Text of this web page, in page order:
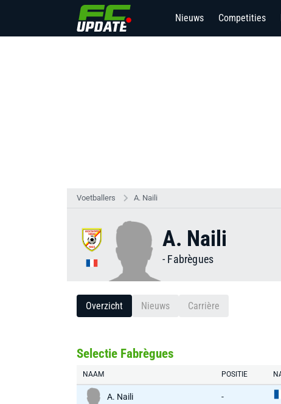
Nieuws Competities
Voetballers A. Naili
A. Naili
- Fabrègues
Overzicht Nieuws Carrière
Selectie Fabrègues
NAAM POSITIE
A. Naili -